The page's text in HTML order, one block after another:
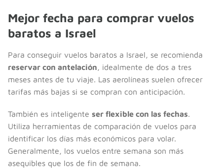
Mejor fecha para comprar vuelos
baratos a Israel
Para conseguir vuelos baratos a Israel, se recomienda
reservar con antelación, idealmente de dos a tres
meses antes de tu viaje. Las aerolíneas suelen ofrecer
tarifas más bajas si se compran con anticipación.
También es inteligente ser flexible con las fechas.
Utiliza herramientas de comparación de vuelos para
identificar los días más económicos para volar.
Generalmente, los vuelos entre semana son más
asequibles que los de fin de semana.